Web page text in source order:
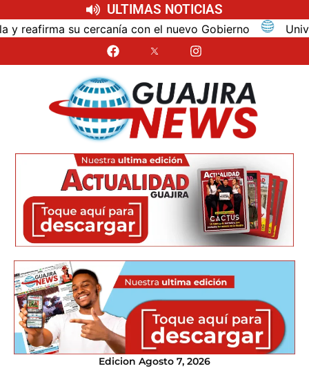
ULTIMAS NOTICIAS
su cercanía con el nuevo Gobierno
Edicion Agosto 7, 2026